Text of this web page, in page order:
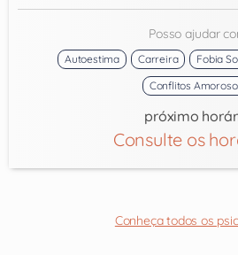
Posso ajudar
Autoestima Carreira Fobia
Conflitos
próximo
Consulte os
Conheça todos os